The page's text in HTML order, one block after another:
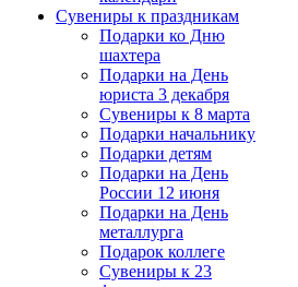
Сувениры к праздникам
Подарки ко Дню
шахтера
Подарки на День
юриста 3 декабря
Сувениры к 8 марта
Подарки начальнику
Подарки детям
Подарки на День
России 12 июня
Подарки на День
металлурга
Подарок коллеге
Сувениры к 23